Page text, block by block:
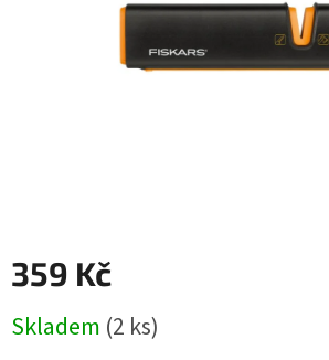
359 Kč
cena:
Skladem (2 ks)